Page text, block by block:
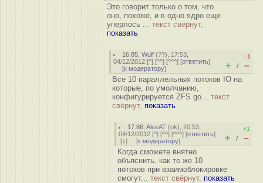
Это говорит только о том, что
оно, похоже, и в одно ядро еще
уперлось ... текст свёрнут,
показать
16.85 ,Wulf (??), 17:53,
04/12/2012 [^] [^^] [^^^] [ответить]
[к модератору]
–1
+ / –
Все 10 параллельных потоков IO на
которые, по умолчанию,
конфигурируется ZFS go... текст
свёрнут, показать
17.86 ,AlexAT (ok), 20:53,
04/12/2012 [^] [^^] [^^^] [ответить]
[↓] [к модератору]
+1
+ / –
Когда сможете внятно
объяснить, как те же 10
потоков при взаимоблокировке
смогут... текст свёрнут, показать